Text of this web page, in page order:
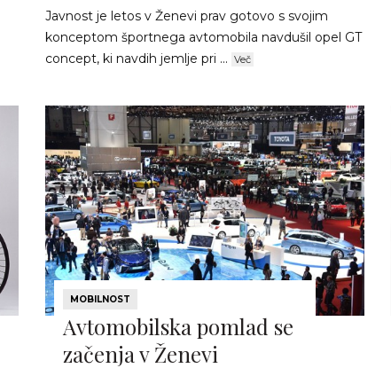
Javnost je letos v Ženevi prav gotovo s svojim
konceptom športnega avtomobila navdušil opel GT
concept, ki navdih jemlje pri ... Več
MOBILNOST
Avtomobilska pomlad se
začenja v Ženevi